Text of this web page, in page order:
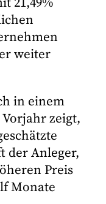
weiter
in einem
zeigt,
der Anleger,
Preis
Monate